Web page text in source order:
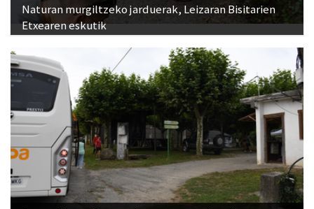
Naturan murgiltzeko jarduerak, Leizaran Bisitarien
Etxearen eskutik